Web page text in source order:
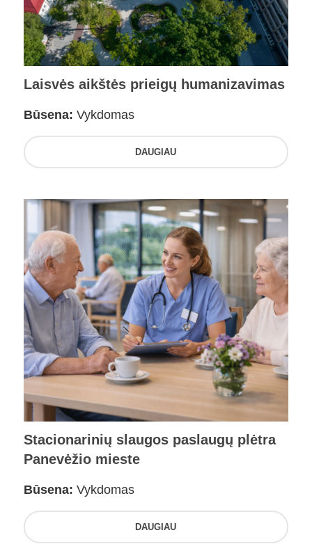
Laisvės aikštės prieigų humanizavimas
Būsena: Vykdomas
DAUGIAU
Stacionarinių slaugos paslaugų plėtra
Panevėžio mieste
Būsena: Vykdomas
DAUGIAU